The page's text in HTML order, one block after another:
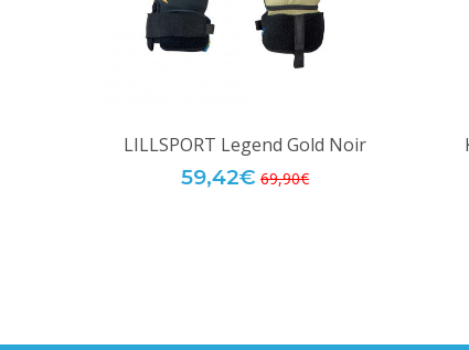
LILLSPORT Legend Gold Noir
59,42€ 69,90€